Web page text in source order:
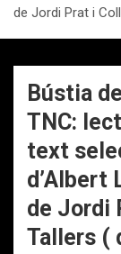
de Jordi Prat i
Bústia
TNC:
text
d’Albert
de Jordi
Tallers (